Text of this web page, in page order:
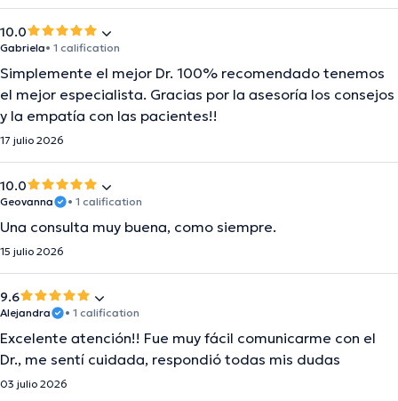
10.0
Gabriela• 1 calification
Simplemente el mejor Dr. 100% recomendado tenemos
el mejor especialista. Gracias por la asesoría los consejos
y la empatía con las pacientes!!
17 julio 2026
10.0
Geovanna • 1 calification
Una consulta muy buena, como siempre.
15 julio 2026
9.6
Alejandra • 1 calification
Excelente atención!! Fue muy fácil comunicarme con el
Dr., me sentí cuidada, respondió todas mis dudas
03 julio 2026